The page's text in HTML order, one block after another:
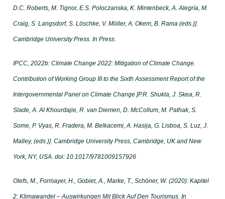
D.C. Roberts, M. Tignor, E.S. Poloczanska, K. Mintenbeck, A. Alegría, M.
Craig, S. Langsdorf, S. Löschke, V. Möller, A. Okem, B. Rama (eds.)].
Cambridge University Press. In Press.
IPCC, 2022b: Climate Change 2022: Mitigation of Climate Change.
Contribution of Working Group III to the Sixth Assessment Report of the
Intergovernmental Panel on Climate Change [P.R. Shukla, J. Skea, R.
Slade, A. Al Khourdajie, R. van Diemen, D. McCollum, M. Pathak, S.
Some, P. Vyas, R. Fradera, M. Belkacemi, A. Hasija, G. Lisboa, S. Luz, J.
Malley, (eds.)]. Cambridge University Press, Cambridge, UK and New
York, NY, USA. doi: 10.1017/9781009157926
Olefs, M., Formayer, H., Gobiet, A., Marke, T., Schöner, W. (2020): Kapitel
2: Klimawandel – Auswirkungen Mit Blick Auf Den Tourismus. In